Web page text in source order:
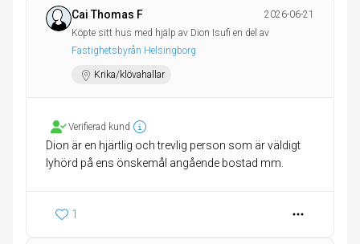
Cai Thomas F
2026-06-21
Köpte sitt hus med hjälp av Dion Isufi en del av
Fastighetsbyrån Helsingborg
Krika/klövahallar
Verifierad kund
Dion är en hjärtlig och trevlig person som är väldigt
lyhörd på ens önskemål angående bostad mm.
1